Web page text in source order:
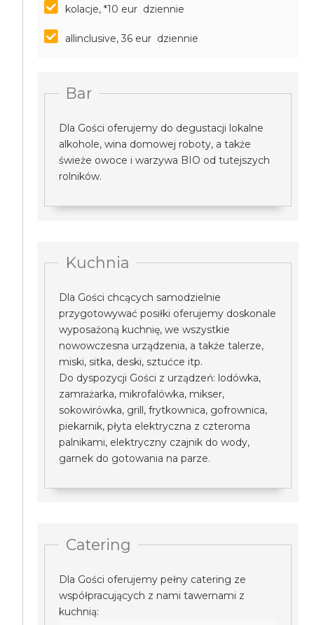
kolacje, *10 eur dziennie
allinclusive, 36 eur dziennie
Bar
Dla Gości oferujemy do degustacji lokalne
alkohole, wina domowej roboty, a także
świeże owoce i warzywa BIO od tutejszych
rolników.
Kuchnia
Dla Gości chcących samodzielnie
przygotowywać posiłki oferujemy doskonale
wyposażoną kuchnię, we wszystkie
nowowczesna urządzenia, a także talerze,
miski, sitka, deski, sztućce itp.
Do dyspozycji Gości z urządzeń: lodówka,
zamrażarka, mikrofalówka, mikser,
sokowirówka, grill, frytkownica, gofrownica,
piekarnik, płyta elektryczna z czteroma
palnikami, elektryczny czajnik do wody,
garnek do gotowania na parze.
Catering
Dla Gości oferujemy pełny catering ze
współpracujących z nami tawernami z
kuchnią: